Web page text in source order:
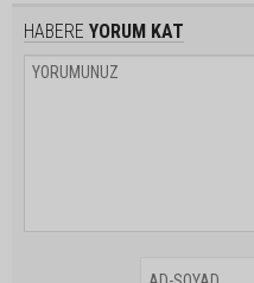
HABERE YORUM KAT